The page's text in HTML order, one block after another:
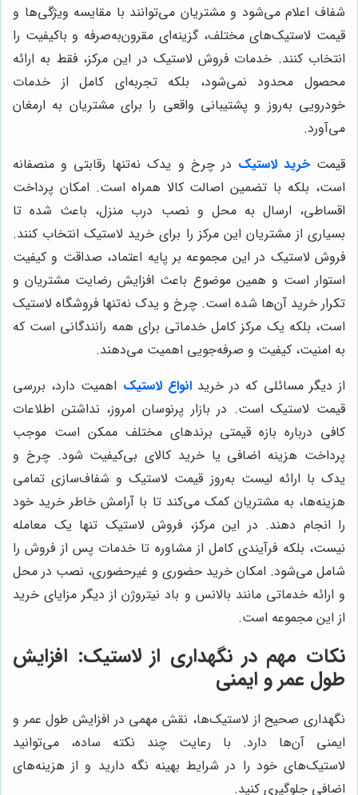
شفاف اعلام می‌شود و مشتریان می‌توانند با مقایسه ویژگی‌ها و
قیمت لاستیک‌های مختلف، گزینه‌ای مقرون‌به‌صرفه و باکیفیت را
انتخاب کنند. خدمات فروش لاستیک در این مرکز، فقط به ارائه
محصول محدود نمی‌شود، بلکه تجربه‌ای کامل از خدمات
خودرویی به‌روز و پشتیبانی واقعی را برای مشتریان به ارمغان
می‌آورد.
قیمتخرید لاستیک در چرخ و یدک نه‌تنها رقابتی و منصفانه
است، بلکه با تضمین اصالت کالا همراه است. امکان پرداخت
اقساطی، ارسال به محل و نصب درب منزل، باعث شده تا
بسیاری از مشتریان این مرکز را برای خرید لاستیک انتخاب کنند.
فروش لاستیک در این مجموعه بر پایه اعتماد، صداقت و کیفیت
استوار است و همین موضوع باعث افزایش رضایت مشتریان و
تکرار خرید آن‌ها شده است. چرخ و یدک نه‌تنها فروشگاه لاستیک
است، بلکه یک مرکز کامل خدماتی برای همه رانندگانی است که
به امنیت، کیفیت و صرفه‌جویی اهمیت می‌دهند.
از دیگر مسائلی که در خرید انواع لاستیک اهمیت دارد، بررسی
قیمت لاستیک است. در بازار پرنوسان امروز، نداشتن اطلاعات
کافی درباره بازه قیمتی برندهای مختلف ممکن است موجب
پرداخت هزینه اضافی یا خرید کالای بی‌کیفیت شود. چرخ و
یدک با ارائه لیست به‌روز قیمت لاستیک و شفاف‌سازی تمامی
هزینه‌ها، به مشتریان کمک می‌کند تا با آرامش خاطر خرید خود
را انجام دهند. در این مرکز، فروش لاستیک تنها یک معامله
نیست، بلکه فرآیندی کامل از مشاوره تا خدمات پس از فروش را
شامل می‌شود. امکان خرید حضوری و غیرحضوری، نصب در محل
و ارائه خدماتی مانند بالانس و باد نیتروژن از دیگر مزایای خرید
از این مجموعه است.
نکات مهم در نگهداری از لاستیک: افزایش
طول عمر و ایمنی
نگهداری صحیح از لاستیک‌ها، نقش مهمی در افزایش طول عمر و
ایمنی آن‌ها دارد. با رعایت چند نکته ساده، می‌توانید
لاستیک‌های خود را در شرایط بهینه نگه دارید و از هزینه‌های
اضافی جلوگیری کنید.